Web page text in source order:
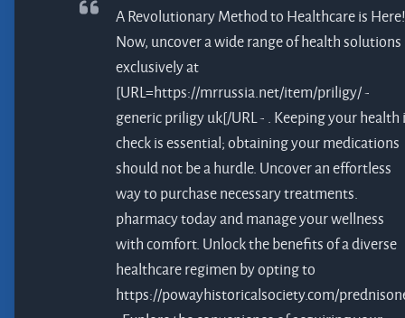
A Revolutionary Method to Healthcare is Here!
Now, uncover a wide range of health solutions
exclusively at
[URL=https://mrrussia.net/item/priligy/ -
generic priligy uk[/URL - . Keeping your health
check is essential; obtaining your medications
should not be a hurdle. Uncover an effortless
way to purchase necessary treatments.
pharmacytoday and manage your wellness
with comfort. Unlock the benefits of a diverse
healthcare regimen by opting to
https://powayhistoricalsociety.com/